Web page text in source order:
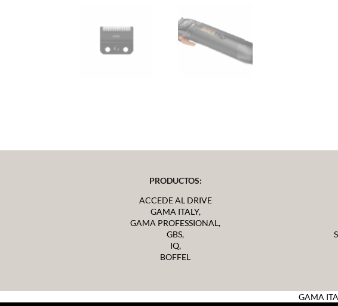
PRODUCTOS:
ACCEDE AL DRIVE
GAMA ITALY,
GAMA PROFESSIONAL,
GBS,
IQ,
BOFFEL
GAMA